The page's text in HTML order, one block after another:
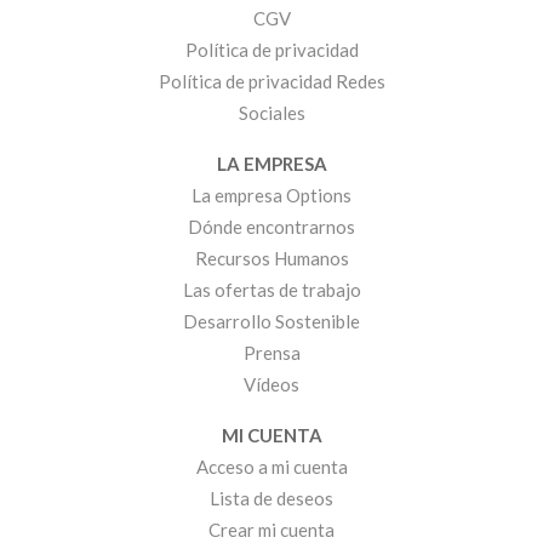
CGV
Política de privacidad
Política de privacidad Redes
Sociales
LA EMPRESA
La empresa Options
Dónde encontrarnos
Recursos Humanos
Las ofertas de trabajo
Desarrollo Sostenible
Prensa
Vídeos
MI CUENTA
Acceso a mi cuenta
Lista de deseos
Crear mi cuenta